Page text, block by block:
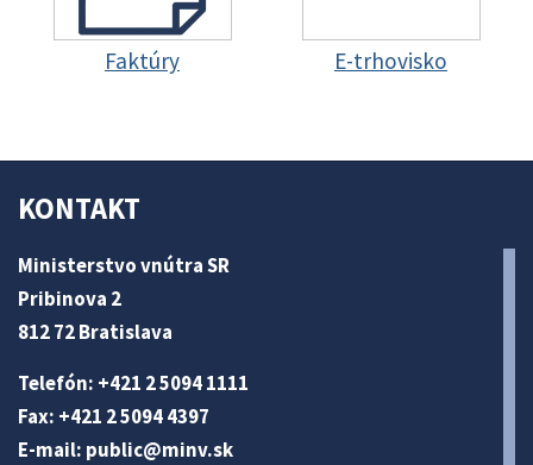
Faktúry E-trhovisko
KONTAKT
Ministerstvo vnútra SR
Pribinova 2
812 72 Bratislava
Telefón: +421 2 5094 1111
Fax: +421 2 5094 4397
E-mail: public@minv.sk